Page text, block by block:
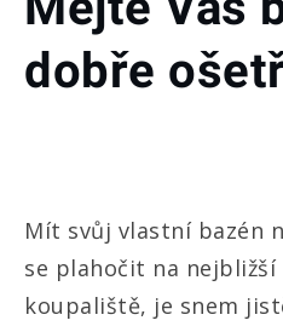
Mějte
Váš
bazén
dobře
Mít svůj vlastní bazén
se plahočit na nejbližší
koupaliště, je snem